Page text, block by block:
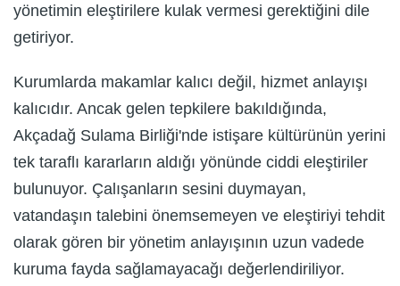
yönetimin eleştirilere kulak vermesi gerektiğini dile
getiriyor.
Kurumlarda makamlar kalıcı değil, hizmet anlayışı
kalıcıdır. Ancak gelen tepkilere bakıldığında,
Akçadağ Sulama Birliği'nde istişare kültürünün yerini
tek taraflı kararların aldığı yönünde ciddi eleştiriler
bulunuyor. Çalışanların sesini duymayan,
vatandaşın talebini önemsemeyen ve eleştiriyi tehdit
olarak gören bir yönetim anlayışının uzun vadede
kuruma fayda sağlamayacağı değerlendiriliyor.